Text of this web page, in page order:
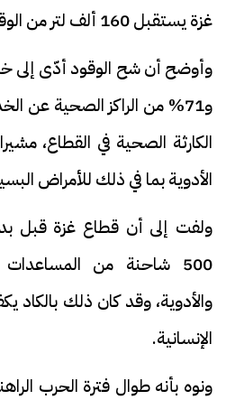
غزة يستقبل 160 ألف لتر من الوقود يوميا.
وأوضح أن شح الوقود أدّى إلى
و71% من الراكز الصحية عن
الكارثة الصحية في القطاع،
الأدوية بما في ذلك للأمراض
ولفت إلى أن قطاع غزة قبل
500 شاحنة من
والأدوية، وقد كان ذلك بالكاد
الإنسانية.
ونوه بأنه طوال فترة الحرب